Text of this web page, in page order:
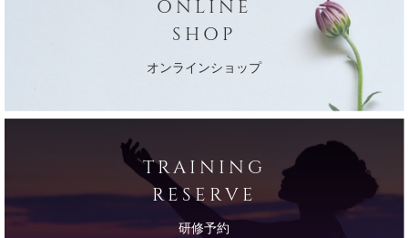
ONLINE
SHOP
オンラインショップ
TRAINING
RESERVE
研修予約